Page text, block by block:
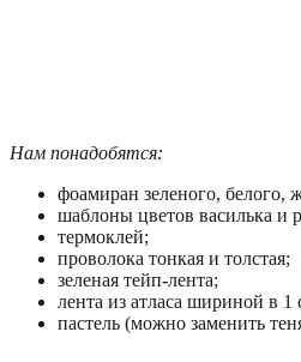
Нам понадобятся:
фоамиран зеленого, белого,
шаблоны цветов василька и
термоклей;
проволока тонкая и толстая;
зеленая тейп-лента;
лента из атласа шириной в
пастель (можно заменить